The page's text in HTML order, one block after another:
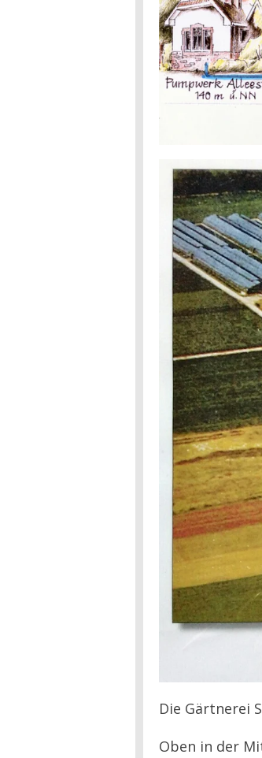
Die Gärtnerei
Oben in der